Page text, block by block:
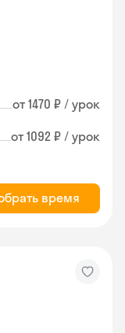
от 1470 ₽ / урок
от 1092 ₽ / урок
время